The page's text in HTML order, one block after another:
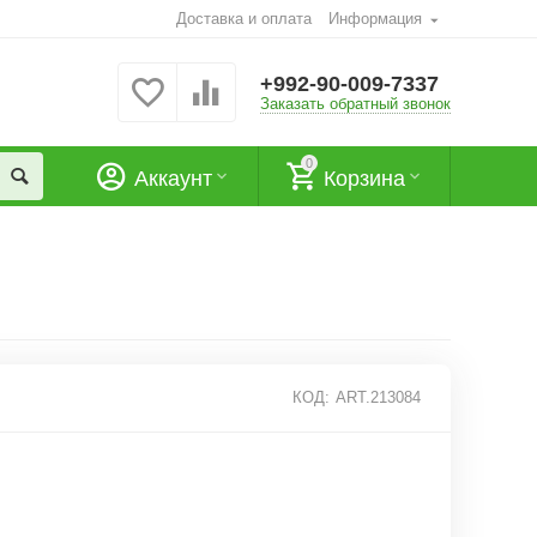
Доставка и оплата Информация
+992-90-009-7337
Заказать обратный звонок
0 Корзина
Аккаунт
КОД: ART.213084